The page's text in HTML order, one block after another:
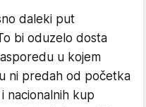
daleki put
bi oduzelo dosta
u kojem
ni predah od početka
nacionalnih kup